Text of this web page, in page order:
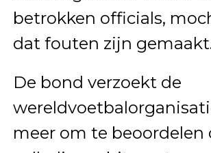
betrokken officials,
dat fouten zijn
De bond verzoekt de
meer om te beoordelen